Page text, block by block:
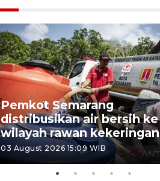
Pemkot Semarang
distribusikan air bersih ke
wilayah rawan kekeringan
03 August 2026 15:09 WIB